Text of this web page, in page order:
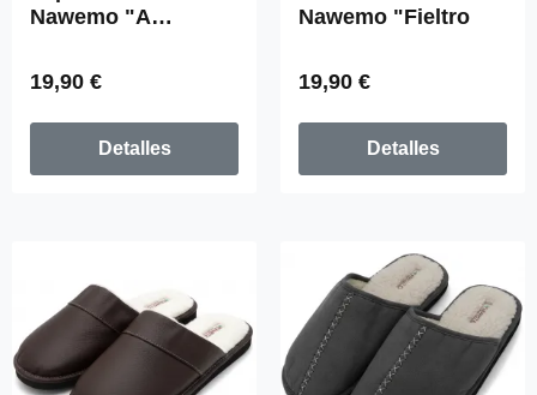
Nawemo "A
Precio normal:
19,90 €
Detalles
Nawemo "Fieltro
Precio normal:
19,90 €
Detalles